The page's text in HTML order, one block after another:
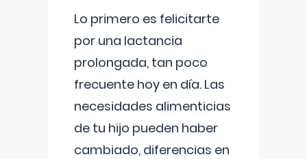
Lo primero es felicitarte
por una lactancia
prolongada, tan poco
frecuente hoy en día. Las
necesidades alimenticias
de tu hijo pueden haber
cambiado, diferencias en